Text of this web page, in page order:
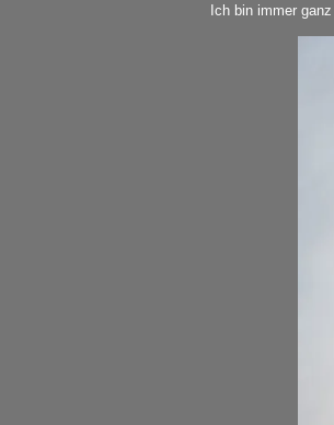
Ich bin immer